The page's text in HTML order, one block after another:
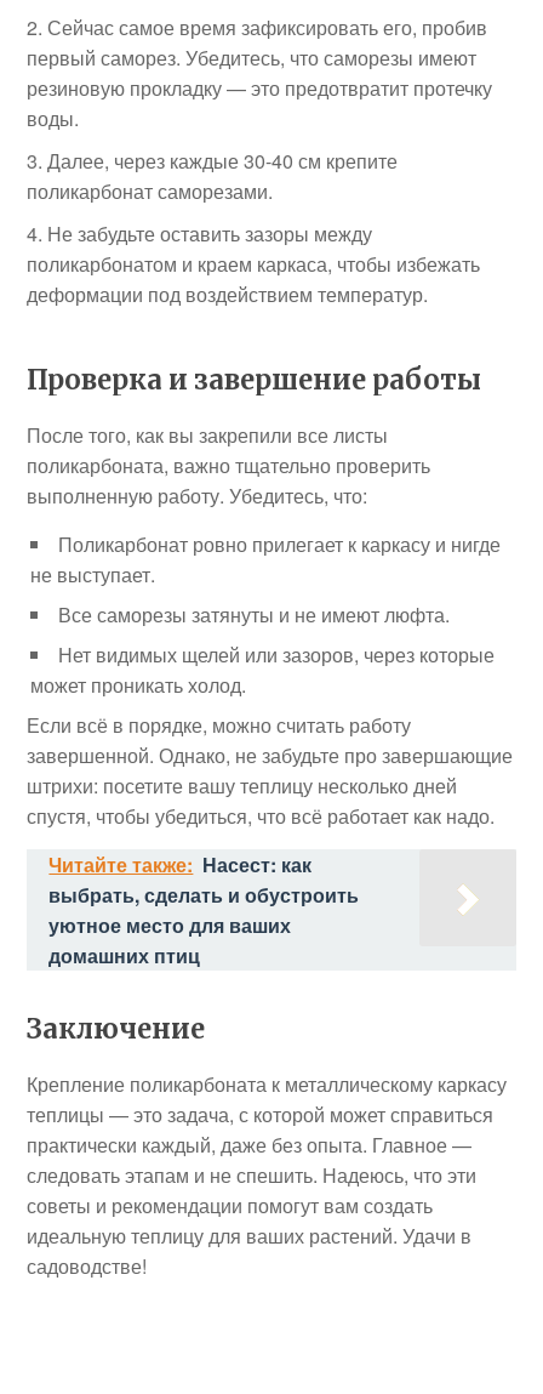
Сейчас самое время зафиксировать его, пробив
первый саморез. Убедитесь, что саморезы имеют
резиновую прокладку — это предотвратит протечку
воды.
Далее, через каждые 30-40 см крепите
поликарбонат саморезами.
Не забудьте оставить зазоры между
поликарбонатом и краем каркаса, чтобы избежать
деформации под воздействием температур.
Проверка и завершение работы
После того, как вы закрепили все листы
поликарбоната, важно тщательно проверить
выполненную работу. Убедитесь, что:
Поликарбонат ровно прилегает к каркасу и нигде
не выступает.
Все саморезы затянуты и не имеют люфта.
Нет видимых щелей или зазоров, через которые
может проникать холод.
Если всё в порядке, можно считать работу
завершенной. Однако, не забудьте про завершающие
штрихи: посетите вашу теплицу несколько дней
спустя, чтобы убедиться, что всё работает как надо.
Читайте также: Насест: как
выбрать, сделать и обустроить
уютное место для ваших
домашних птиц
Заключение
Крепление поликарбоната к металлическому каркасу
теплицы — это задача, с которой может справиться
практически каждый, даже без опыта. Главное —
следовать этапам и не спешить. Надеюсь, что эти
советы и рекомендации помогут вам создать
идеальную теплицу для ваших растений. Удачи в
садоводстве!